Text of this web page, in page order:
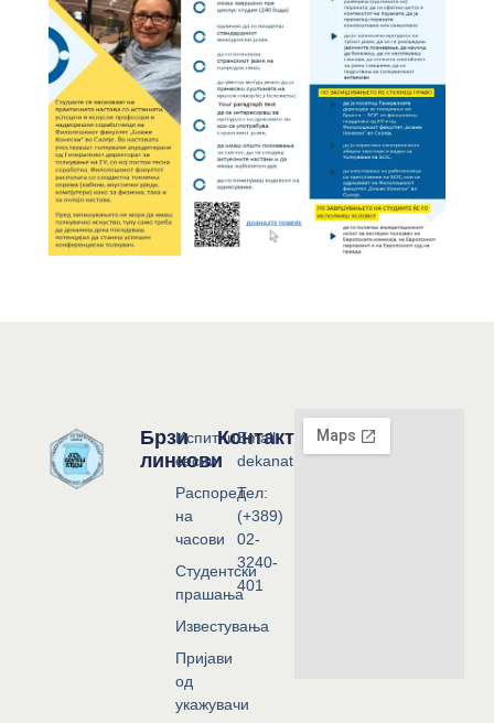
Брзи
линкови
Испитни
сесии
Распоред
на
часови
Студентски
прашања
Известувања
Пријави
од
укажувачи
Контакт
Email:
dekanat@flf.ukim.edu.mk
Тел:
(+389)
02-
3240-
401